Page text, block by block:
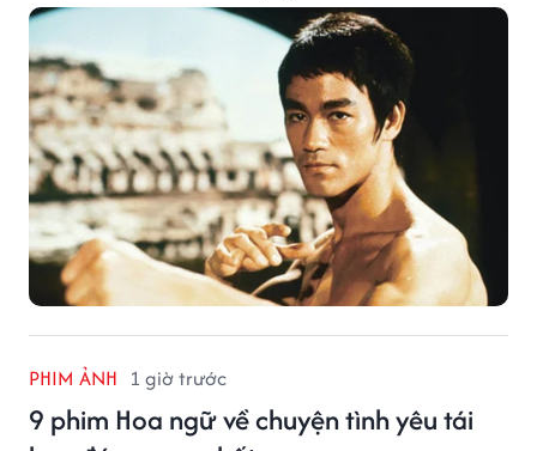
PHIM ẢNH 1 giờ trước
9 phim Hoa ngữ về chuyện tình yêu tái